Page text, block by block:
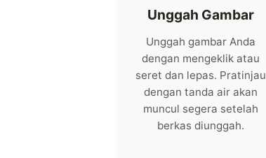
Unggah Gambar
Unggah gambar Anda
dengan mengeklik atau
seret dan lepas. Pratinjau
dengan tanda air akan
muncul segera setelah
berkas diunggah.